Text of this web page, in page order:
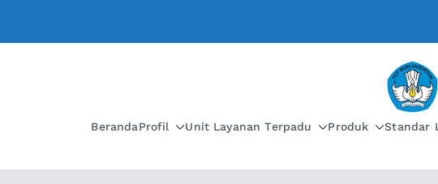
BerandaProfil Unit Layanan Terpadu Produk Standar